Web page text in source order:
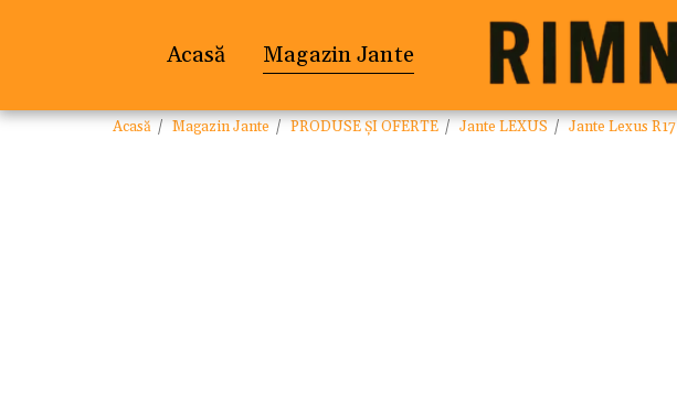
Acasă Magazin Jante
Acasă Magazin Jante PRODUSE ȘI OFERTE Jante LEXUS Jante Lexus R17